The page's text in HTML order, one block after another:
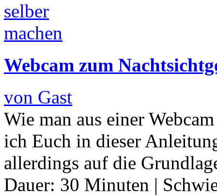
Webcam zum
von Gast
Wie man aus einer
ich Euch in dieser
allerdings auf die
Dauer: 30 Minuten |